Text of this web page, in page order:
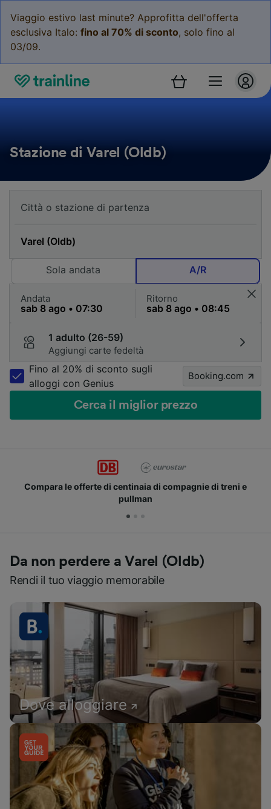
Viaggio estivo last minute? Approfitta dell'offerta
esclusiva Italo: fino al 70% di sconto, solo fino al
03/09.
Stazione di Varel (Oldb)
Sola andata A/R
Andata Ritorno
1 adulto (26-59)
Aggiungi carte fedeltà
Fino al 20% di sconto sugli
alloggi con Genius
Booking.com
Cerca il miglior prezzo
Compara le offerte di centinaia di compagnie di treni e
pullman
Da non perdere a Varel (Oldb)
Rendi il tuo viaggio memorabile
Dove alloggiare